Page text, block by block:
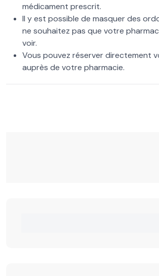
médicament prescrit.
Il y est possible de masquer des
ne souhaitez pas que votre
voir.
Vous pouvez réserver directement
auprès de votre pharmacie.